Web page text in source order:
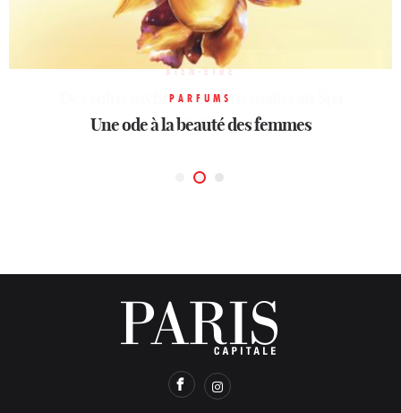
PARFUMS
Une ode à la beauté des femmes
BIEN-ÊTRE
Des soins myBlend cousus mains au Spa
Molitor
BEAUTÉ
Officine Universelle Buly: conte d’apothicaire